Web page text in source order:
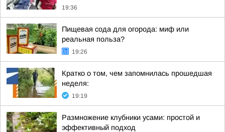
19:36
Пищевая сода для огорода: миф или
реальная польза?
19:26
Кратко о том, чем запомнилась прошедшая
неделя:
19:19
Размножение клубники усами: простой и
эффективный подход